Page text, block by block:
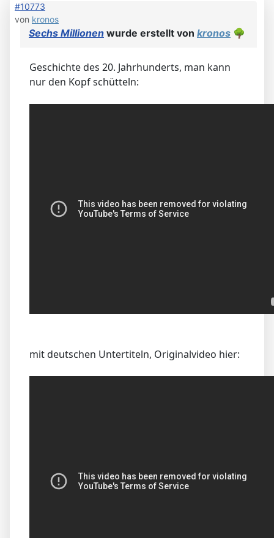
#10773
von kronos
Sechs Millionen wurde erstellt von kronos 🌳
Geschichte des 20. Jahrhunderts, man kann
nur den Kopf schütteln:
mit deutschen Untertiteln, Originalvideo hier: